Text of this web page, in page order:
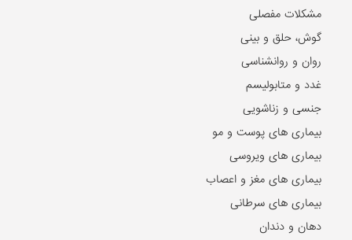
مشکلات مفصلی
گوش، حلق و بینی
روان و روانشناسی
غدد و متابولیسم
جنسی و زناشویی
بیماری های پوست و مو
بیماری های ویروسی
بیماری های مغز و اعصاب
بیماری های سرطانی
دهان و دندان